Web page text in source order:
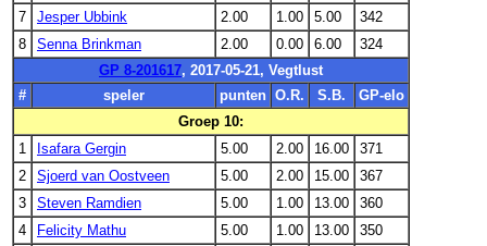
7
Jesper Ubbink 2.00 1.00 5.00
342
8
Senna Brinkman 2.00 0.00 6.00
324
GP 8-201617, 2017-05-21, Vegtlust
#
speler punten O.R. S.B.
GP-elo
Groep 10:
1
Isafara Gergin 5.00 2.00 16.00
371
2
Sjoerd van Oostveen 5.00 2.00 15.00
367
3
Steven Ramdien 5.00 1.00 13.00
360
4
Felicity Mathu 5.00 1.00 13.00
350